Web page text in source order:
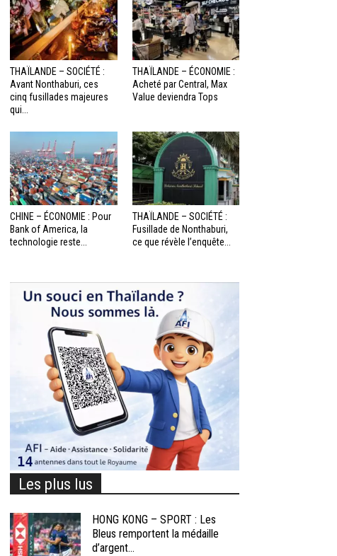
THAÏLANDE – SOCIÉTÉ :
Avant Nonthaburi, ces
cinq fusillades majeures
qui...
THAÏLANDE – ÉCONOMIE :
Acheté par Central, Max
Value deviendra Tops
CHINE – ÉCONOMIE : Pour
Bank of America, la
technologie reste...
THAÏLANDE – SOCIÉTÉ :
Fusillade de Nonthaburi,
ce que révèle l’enquête...
Les plus lus
HONG KONG – SPORT : Les
Bleus remportent la médaille
d’argent...